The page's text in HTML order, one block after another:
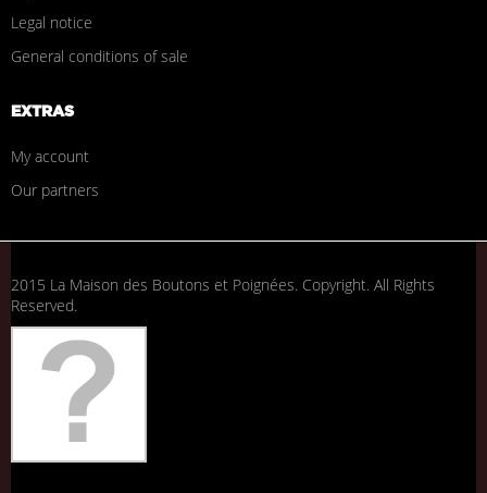
Legal notice
General conditions of sale
EXTRAS
My account
Our partners
2015 La Maison des Boutons et Poignées. Copyright. All Rights
Reserved.